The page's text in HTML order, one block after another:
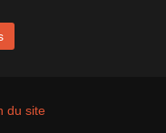
du site